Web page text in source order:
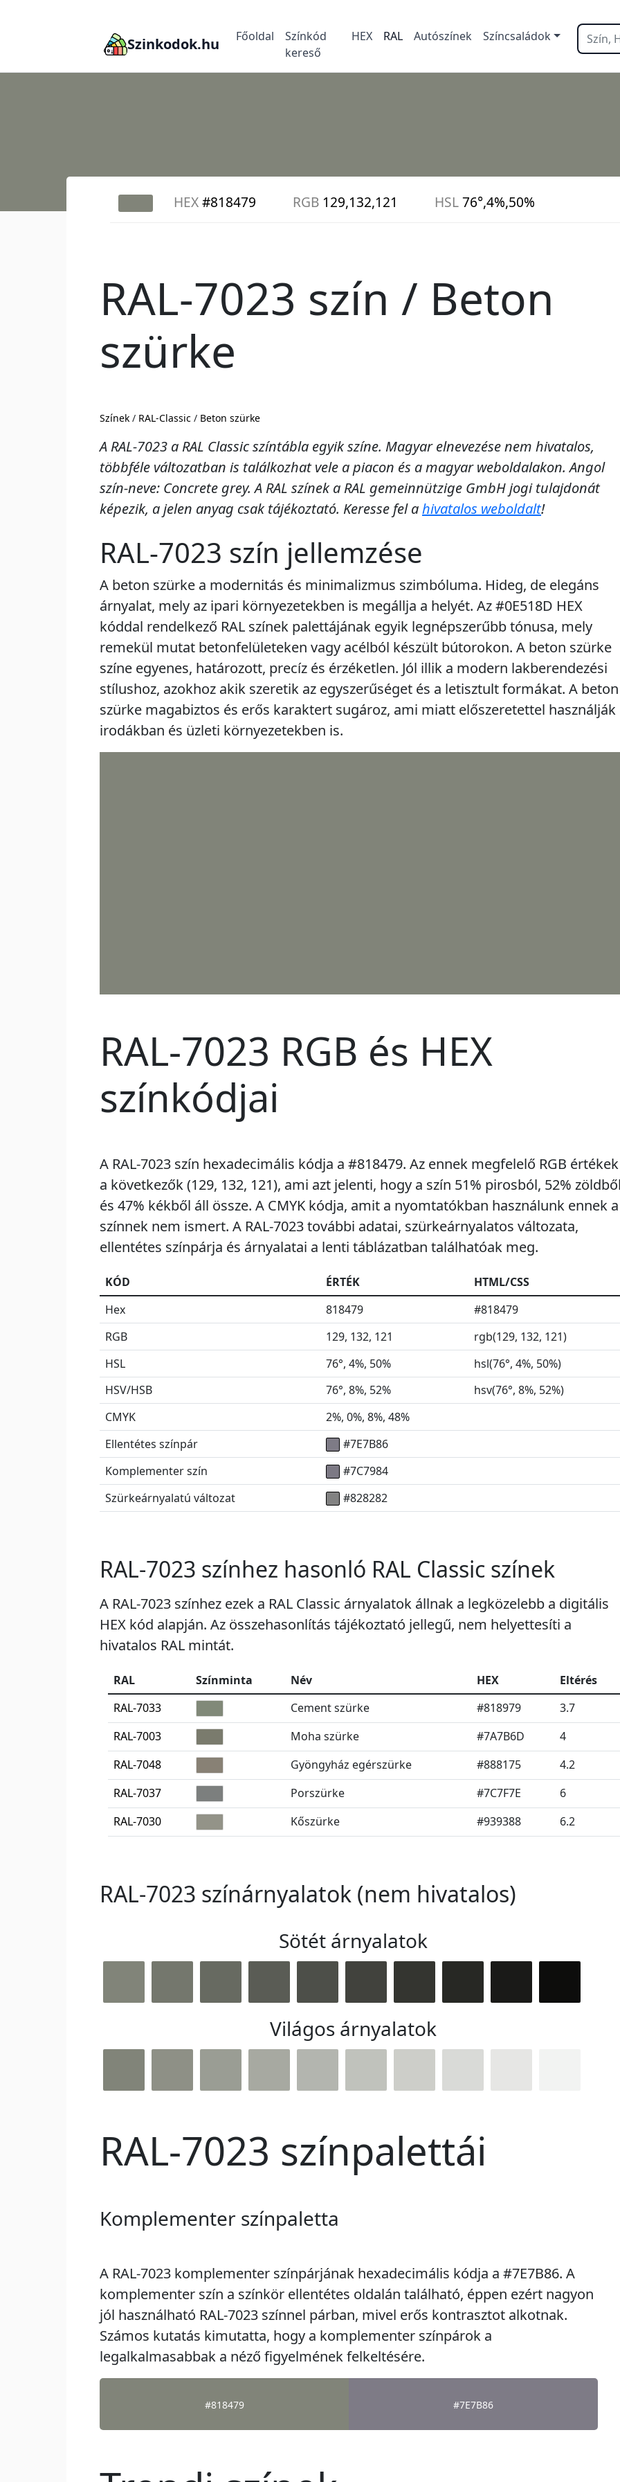
Szinkodok.hu Főoldal
Színkód
kereső
HEX RAL Autószínek Színcsaládok
HEX#818479 RGB 129,132,121 HSL76°,4%,50%
RAL-7023 szín / Beton
szürke
Színek / RAL-Classic / Beton szürke
A RAL-7023 a RAL Classic színtábla egyik színe. Magyar elnevezése nem hivatalos,
többféle változatban is találkozhat vele a piacon és a magyar weboldalakon. Angol
szín-neve: Concrete grey. A RAL színek a RAL gemeinnützige GmbH jogi tulajdonát
képezik, a jelen anyag csak tájékoztató. Keresse fel ahivatalos weboldalt!
RAL-7023 szín jellemzése
A beton szürke a modernitás és minimalizmus szimbóluma. Hideg, de elegáns
árnyalat, mely az ipari környezetekben is megállja a helyét. Az #0E518D HEX
kóddal rendelkező RAL színek palettájának egyik legnépszerűbb tónusa, mely
remekül mutat betonfelületeken vagy acélból készült bútorokon. A beton szürke
színe egyenes, határozott, precíz és érzéketlen. Jól illik a modern lakberendezési
stílushoz, azokhoz akik szeretik az egyszerűséget és a letisztult formákat. A beton
szürke magabiztos és erős karaktert sugároz, ami miatt előszeretettel használják
irodákban és üzleti környezetekben is.
RAL-7023 RGB és HEX
színkódjai
A RAL-7023 szín hexadecimális kódja a #818479. Az ennek megfelelő RGB értékek
a következők (129, 132, 121), ami azt jelenti, hogy a szín 51% pirosból, 52%
és 47% kékből áll össze. A CMYK kódja, amit a nyomtatókban használunk ennek a
színnek nem ismert. A RAL-7023 további adatai, szürkeárnyalatos változata,
ellentétes színpárja és árnyalatai a lenti táblázatban találhatóak meg.
KÓD ÉRTÉK
HTML/CSS
Hex
818479
#818479
RGB
129, 132, 121
rgb(129, 132, 121)
HSL
76°, 4%, 50%
hsl(76°, 4%, 50%)
HSV/HSB
76°, 8%, 52%
hsv(76°, 8%, 52%)
CMYK
2%, 0%, 8%, 48%
Ellentétes színpár
#7E7B86
Komplementer szín
#7C7984
Szürkeárnyalatú változat
#828282
RAL-7023 színhez hasonló RAL Classic színek
A RAL-7023 színhez ezek a RAL Classic árnyalatok állnak a legközelebb a digitális
HEX kód alapján. Az összehasonlítás tájékoztató jellegű, nem helyettesíti a
hivatalos RAL mintát.
RAL Színminta Név HEX
Eltérés
RAL-7033
Cement szürke #818979
3.7
RAL-7003
Moha szürke #7A7B6D
4
RAL-7048
Gyöngyház egérszürke #888175
4.2
RAL-7037
Porszürke #7C7F7E
6
RAL-7030
Kőszürke #939388 6.2
RAL-7023 színárnyalatok (nem hivatalos)
Sötét árnyalatok
Világos árnyalatok
RAL-7023 színpalettái
Komplementer színpaletta
A RAL-7023 komplementer színpárjának hexadecimális kódja a #7E7B86. A
komplementer szín a színkör ellentétes oldalán található, éppen ezért nagyon
jól használható RAL-7023 színnel párban, mivel erős kontrasztot alkotnak.
Számos kutatás kimutatta, hogy a komplementer színpárok a
legalkalmasabbak a néző figyelmének felkeltésére.
#818479 #7E7B86